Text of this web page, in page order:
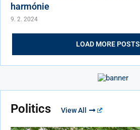
harmónie
9. 2. 2024
LOAD MORE POSTS
Politics View All